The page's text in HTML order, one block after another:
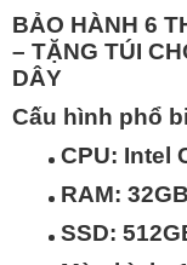
BẢO HÀNH 6
– TẶNG TÚI
DÂY
Cấu hình phổ
CPU: Intel
RAM:
SSD: